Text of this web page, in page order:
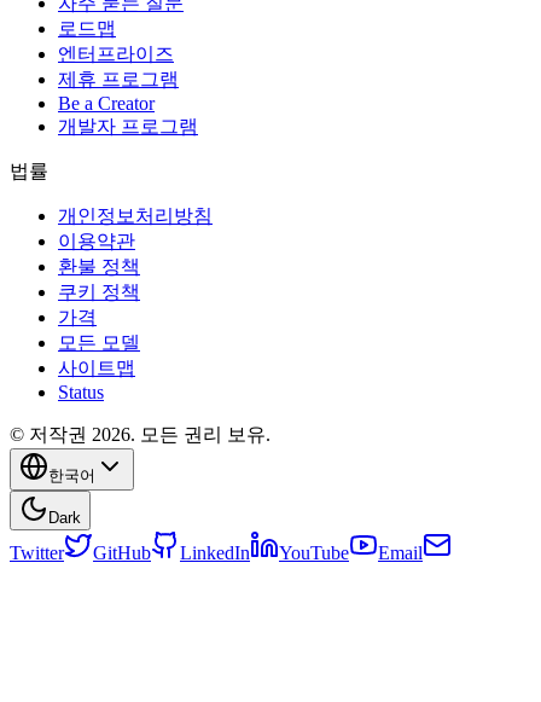
로드맵
엔터프라이즈
제휴 프로그램
Be a Creator
개발자 프로그램
법률
개인정보처리방침
이용약관
환불 정책
쿠키 정책
가격
모든 모델
사이트맵
Status
© 저작권 2026. 모든 권리 보유.
한국어
Dark
Twitter GitHub LinkedIn YouTube Email